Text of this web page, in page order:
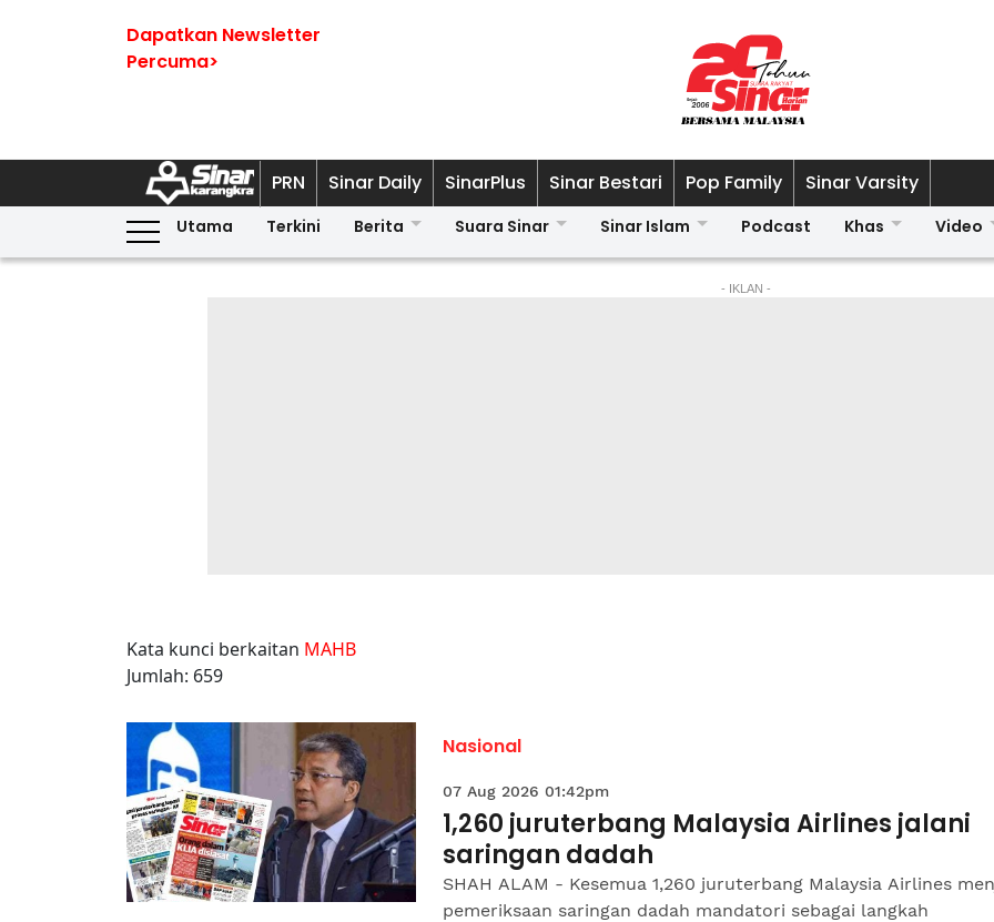
Dapatkan Newsletter
Percuma>
PRN Sinar Daily SinarPlus Sinar Bestari Pop Family Sinar Varsity
Utama Terkini Berita Suara Sinar Sinar Islam Podcast Khas Video
- IKLAN -
Kata kunci berkaitan MAHB
Jumlah: 659
Nasional
07 Aug 2026 01:42pm
1,260 juruterbang Malaysia Airlines jalani
saringan dadah
SHAH ALAM - Kesemua 1,260 juruterbang Malaysia Airlines
pemeriksaan saringan dadah mandatori sebagai langkah